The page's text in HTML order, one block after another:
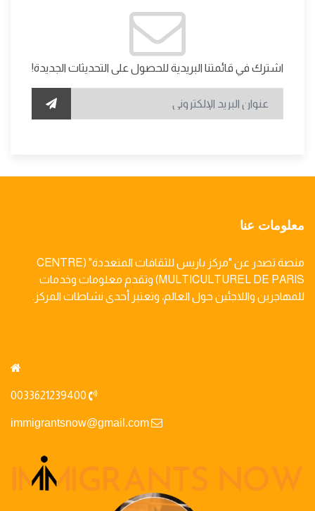
اشترك في قائمتنا البريدية للحصول على التحديثات الجديدة!
معلومات عنا
منصة تصدر عن "مركز باريس للثقافات المتعددة" (CENTRE
MULTICULTUREL DE PARIS) وتقدم معلومات وخدمات
للمهاجرين واللاجئين حول العالم، وتعتبر أحدى نشاطات المركز.
immigrantsnow@gmail.com